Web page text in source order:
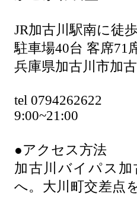
JR加古川駅南に徒
駐車場40台 客席71
兵庫県加古川市加
tel 0794262622
9:00~21:00
●アクセス方法
加古川バイパス
へ。大川町交差点